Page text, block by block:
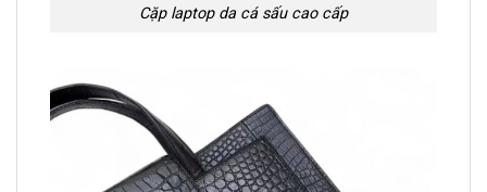
Cặp laptop da cá sấu cao cấp